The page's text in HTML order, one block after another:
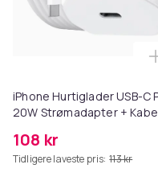
iPhone Hurtiglader USB-C
20W Strømadapter +
108 kr
Tidligere laveste pris: 113 kr